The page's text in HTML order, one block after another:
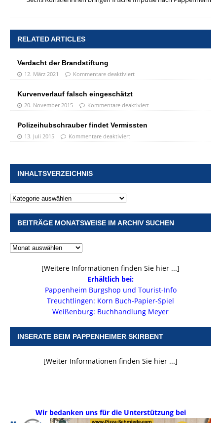
RELATED ARTICLES
Verdacht der Brandstiftung
12. März 2021 Kommentare deaktiviert
Kurvenverlauf falsch eingeschätzt
20. November 2015 Kommentare deaktiviert
Polizeihubschrauber findet Vermissten
13. Juli 2015 Kommentare deaktiviert
INHALTSVERZEICHNIS
BEITRÄGE MONATSWEISE IM ARCHIV SUCHEN
[Weitere Informationen finden Sie hier ...]
Erhältlich bei:
Pappenheim Burgshop und Tourist-Info
Treuchtlingen: Korn Buch-Papier-Spiel
Weißenburg: Buchhandlung Meyer
INSERATE BEIM PAPPENHEIMER SKIRBENT
[Weiter Informationen finden Sie hier ...]
Wir bedanken uns für die Unterstützung bei